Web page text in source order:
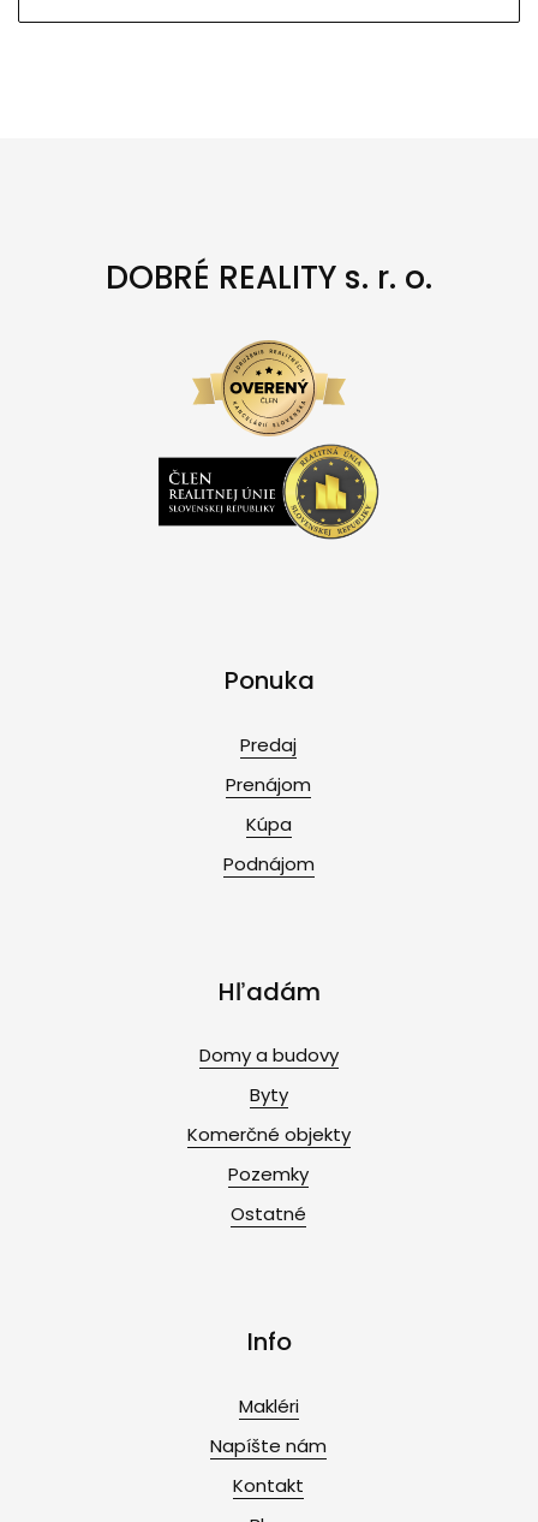
DOBRÉ REALITY s. r. o.
Ponuka
Predaj
Prenájom
Kúpa
Podnájom
Hľadám
Domy a budovy
Byty
Komerčné objekty
Pozemky
Ostatné
Info
Makléri
Napíšte nám
Kontakt